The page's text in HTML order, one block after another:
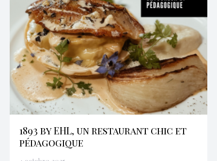
1893 by EHL, un restaurant chic et
pédagogique